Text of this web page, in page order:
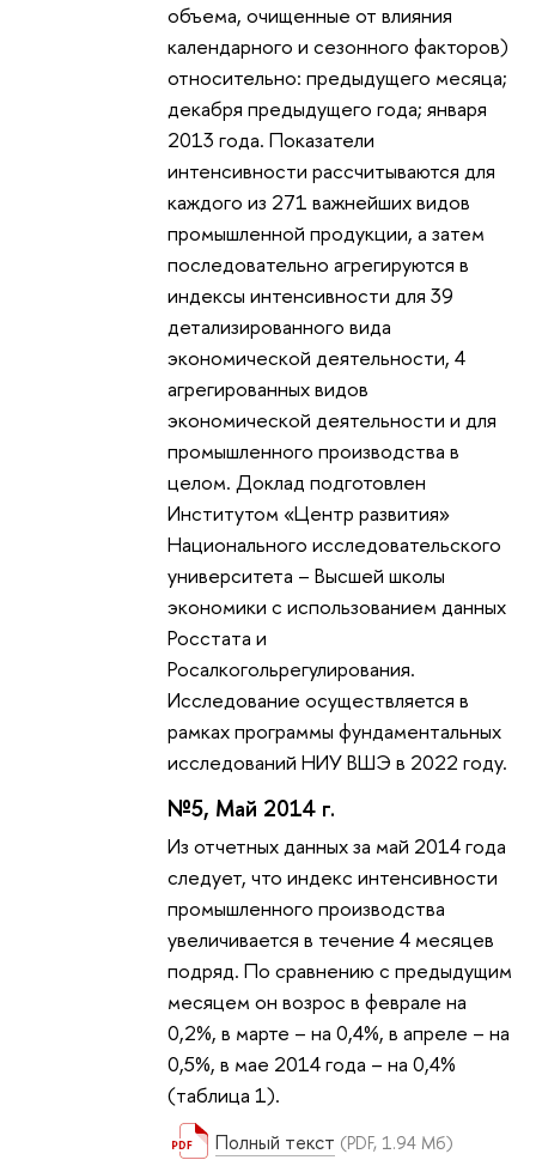
объема, очищенные от влияния
календарного и сезонного факторов)
относительно: предыдущего месяца;
декабря предыдущего года; января
2013 года. Показатели
интенсивности рассчитываются для
каждого из 271 важнейших видов
промышленной продукции, а затем
последовательно агрегируются в
индексы интенсивности для 39
детализированного вида
экономической деятельности, 4
агрегированных видов
экономической деятельности и для
промышленного производства в
целом. Доклад подготовлен
Институтом «Центр развития»
Национального исследовательского
университета – Высшей школы
экономики с использованием данных
Росстата и
Росалкогольрегулирования.
Исследование осуществляется в
рамках программы фундаментальных
исследований НИУ ВШЭ в 2022 году.
№5, Май 2014 г.
Из отчетных данных за май 2014 года
следует, что индекс интенсивности
промышленного производства
увеличивается в течение 4 месяцев
подряд. По сравнению с предыдущим
месяцем он возрос в феврале на
0,2%, в марте – на 0,4%, в апреле – на
0,5%, в мае 2014 года – на 0,4%
(таблица 1).
Полный текст (PDF, 1.94 Мб)